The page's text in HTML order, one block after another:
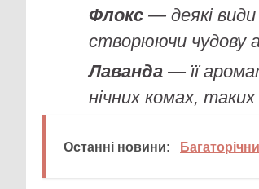
Флокс — деякі види
створюючи чудову
Лаванда — її
нічних комах,
Останні новини: